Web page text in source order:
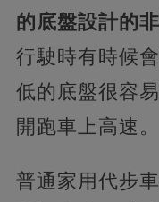
的底盤設計的非
行駛時有時候
低的底盤很容
開跑車上高速。
普通家用代步